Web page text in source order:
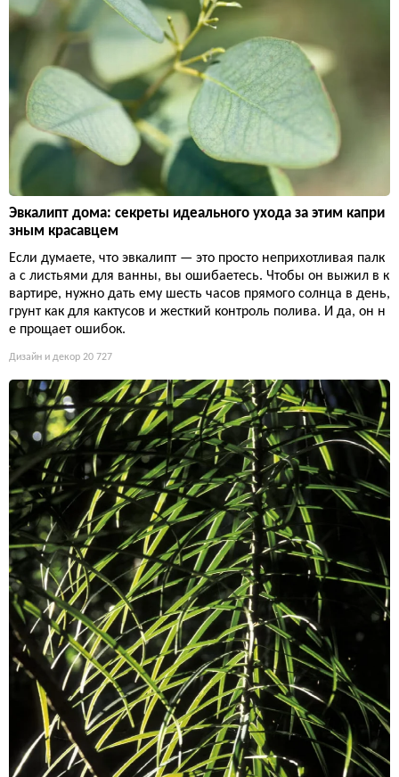
Эвкалипт дома: секреты идеального ухода за этим капри
зным красавцем
Если думаете, что эвкалипт — это просто неприхотливая палк
а с листьями для ванны, вы ошибаетесь. Чтобы он выжил в к
вартире, нужно дать ему шесть часов прямого солнца в день,
грунт как для кактусов и жесткий контроль полива. И да, он н
е прощает ошибок.
Дизайн и декор 20 727